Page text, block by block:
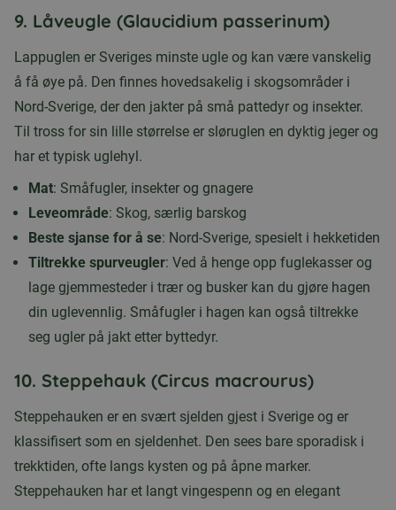
9. Låveugle (Glaucidium passerinum)
Lappuglen er Sveriges minste ugle og kan være vanskelig
å få øye på. Den finnes hovedsakelig i skogsområder i
Nord-Sverige, der den jakter på små pattedyr og insekter.
Til tross for sin lille størrelse er sløruglen en dyktig jeger og
har et typisk uglehyl.
Mat: Småfugler, insekter og gnagere
Leveområde: Skog, særlig barskog
Beste sjanse for å se: Nord-Sverige, spesielt i hekketiden
Tiltrekke spurveugler: Ved å henge opp fuglekasser og
lage gjemmesteder i trær og busker kan du gjøre hagen
din uglevennlig. Småfugler i hagen kan også tiltrekke
seg ugler på jakt etter byttedyr.
10. Steppehauk (Circus macrourus)
Steppehauken er en svært sjelden gjest i Sverige og er
klassifisert som en sjeldenhet. Den sees bare sporadisk i
trekktiden, ofte langs kysten og på åpne marker.
Steppehauken har et langt vingespenn og en elegant